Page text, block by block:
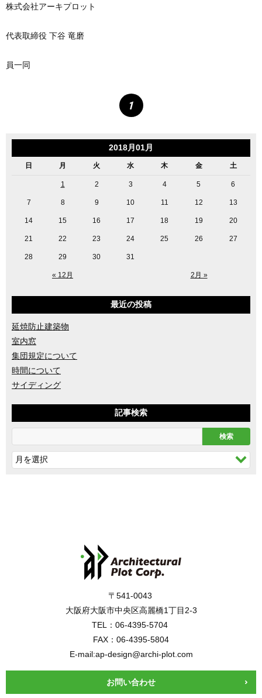
株式会社アーキプロット
代表取締役 下谷 竜磨
員一同
1
2018月01月
日 月 火 水 木 金 土
« 12月 2月 »
1 2 3 4 5 6
7 8 9 10 11 12 13
14 15 16 17 18 19 20
21 22 23 24 25 26 27
28 29 30 31
最近の投稿
延焼防止建築物
室内窓
集団規定について
時間について
サイディング
記事検索
〒541-0043
大阪府大阪市中央区高麗橋1丁目2-3
TEL：06-4395-5704
FAX：06-4395-5804
E-mail:ap-design@archi-plot.com
お問い合わせ